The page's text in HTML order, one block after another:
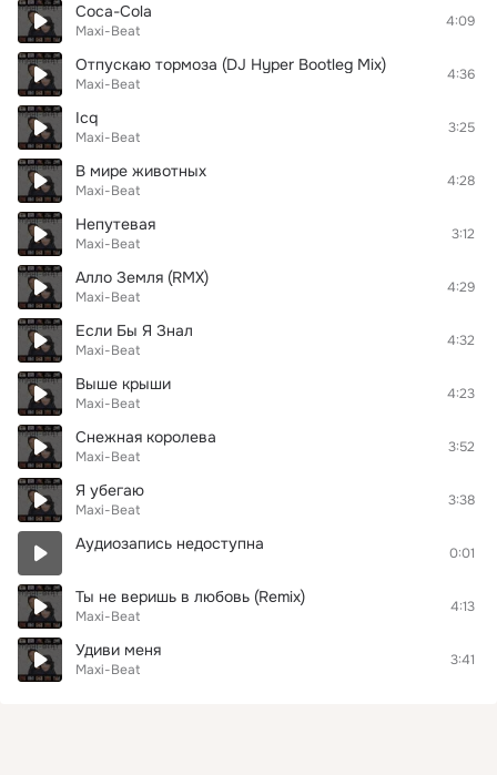
Coca-Cola
Maxi-Beat
4:09
Отпускаю тормоза (DJ Hyper Bootleg Mix)
Maxi-Beat
4:36
Icq
Maxi-Beat
3:25
В мире животных
Maxi-Beat
4:28
Непутевая
Maxi-Beat
3:12
Алло Земля (RMX)
Maxi-Beat
4:29
Если Бы Я Знал
Maxi-Beat
4:32
Выше крыши
Maxi-Beat
4:23
Снежная королева
Maxi-Beat
3:52
Я убегаю
Maxi-Beat
3:38
Аудиозапись недоступна 0:01
Ты не веришь в любовь (Remix)
Maxi-Beat
4:13
Удиви меня
Maxi-Beat
3:41